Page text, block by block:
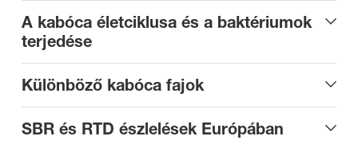
A kabóca életciklusa és a baktériumok
terjedése
Különböző kabóca fajok
SBR és RTD észlelések Európában